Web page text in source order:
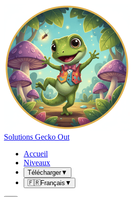
Solutions Gecko Out
Accueil
Niveaux
Télécharger▼
🇫🇷Français ▼